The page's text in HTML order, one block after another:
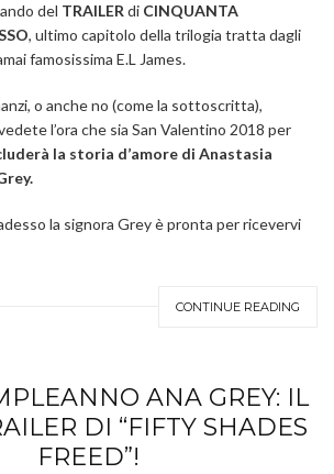
del TRAILER di CINQUANTA
, ultimo capitolo della trilogia tratta dagli
famosissima E.L James.
o anche no (come la sottoscritta),
l’ora che sia San Valentino 2018 per
la storia d’amore di Anastasia
la signora Grey è pronta per ricevervi
CONTINUE READING
ANA GREY: IL
DI “FIFTY SHADES
FREED”!